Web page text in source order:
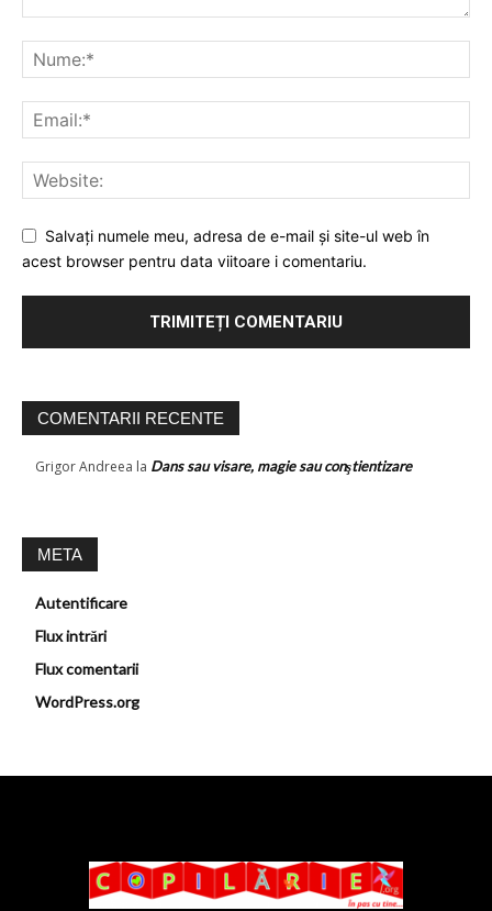
Salvați numele meu, adresa de e-mail și site-ul web în
acest browser pentru data viitoare i comentariu.
COMENTARII RECENTE
Grigor Andreea la Dans sau visare, magie sau conştientizare
META
Autentificare
Flux intrări
Flux comentarii
WordPress.org